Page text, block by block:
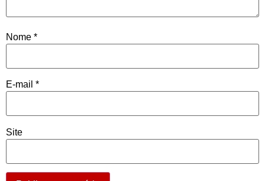
Nome *
E-mail *
Site